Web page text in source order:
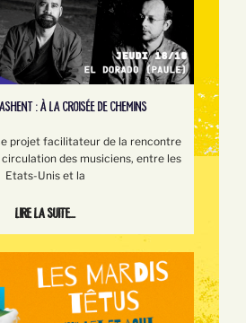
: À LA CROISÉE DE CHEMINS
projet facilitateur de la rencontre
des musiciens, entre les
Etats-Unis et la
Lire la suite...